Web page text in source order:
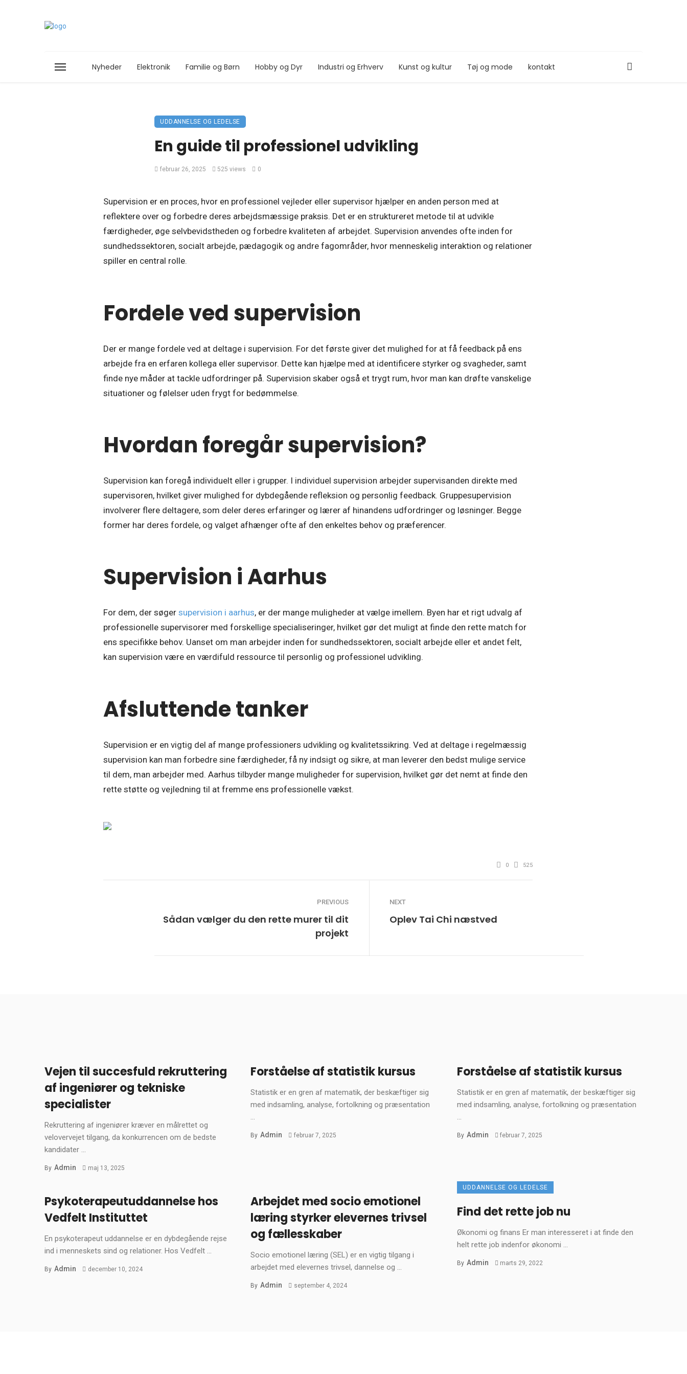
Nyheder Elektronik Familie og Børn Hobby og Dyr Industri og Erhverv Kunst og kultur Tøj og mode kontakt
UDDANNELSE OG LEDELSE
En guide til professionel udvikling
februar 26, 2025 525 views 0
Supervision er en proces, hvor en professionel vejleder eller supervisor hjælper en anden person med at
reflektere over og forbedre deres arbejdsmæssige praksis. Det er en struktureret metode til at udvikle
færdigheder, øge selvbevidstheden og forbedre kvaliteten af arbejdet. Supervision anvendes ofte inden for
sundhedssektoren, socialt arbejde, pædagogik og andre fagområder, hvor menneskelig interaktion og relationer
spiller en central rolle.
Fordele ved supervision
Der er mange fordele ved at deltage i supervision. For det første giver det mulighed for at få feedback på ens
arbejde fra en erfaren kollega eller supervisor. Dette kan hjælpe med at identificere styrker og svagheder, samt
finde nye måder at tackle udfordringer på. Supervision skaber også et trygt rum, hvor man kan drøfte vanskelige
situationer og følelser uden frygt for bedømmelse.
Hvordan foregår supervision?
Supervision kan foregå individuelt eller i grupper. I individuel supervision arbejder supervisanden direkte med
supervisoren, hvilket giver mulighed for dybdegående refleksion og personlig feedback. Gruppesupervision
involverer flere deltagere, som deler deres erfaringer og lærer af hinandens udfordringer og løsninger. Begge
former har deres fordele, og valget afhænger ofte af den enkeltes behov og præferencer.
Supervision i Aarhus
For dem, der søger supervision i aarhus, er der mange muligheder at vælge imellem. Byen har et rigt udvalg af
professionelle supervisorer med forskellige specialiseringer, hvilket gør det muligt at finde den rette match for
ens specifikke behov. Uanset om man arbejder inden for sundhedssektoren, socialt arbejde eller et andet felt,
kan supervision være en værdifuld ressource til personlig og professionel udvikling.
Afsluttende tanker
Supervision er en vigtig del af mange professioners udvikling og kvalitetssikring. Ved at deltage i regelmæssig
supervision kan man forbedre sine færdigheder, få ny indsigt og sikre, at man leverer den bedst mulige service
til dem, man arbejder med. Aarhus tilbyder mange muligheder for supervision, hvilket gør det nemt at finde den
rette støtte og vejledning til at fremme ens professionelle vækst.
0 525
PREVIOUS
Sådan vælger du den rette murer til dit
projekt
NEXT
Oplev Tai Chi næstved
Vejen til succesfuld rekruttering
af ingeniører og tekniske
specialister
Rekruttering af ingeniører kræver en målrettet og
velovervejet tilgang, da konkurrencen om de bedste
kandidater ...
By Admin maj 13, 2025
Forståelse af statistik kursus
Statistik er en gren af matematik, der beskæftiger sig
med indsamling, analyse, fortolkning og præsentation
...
By Admin februar 7, 2025
Forståelse af statistik kursus
Statistik er en gren af matematik, der beskæftiger sig
med indsamling, analyse, fortolkning og præsentation
...
By Admin februar 7, 2025
Psykoterapeutuddannelse hos
Vedfelt Instituttet
En psykoterapeut uddannelse er en dybdegående rejse
ind i menneskets sind og relationer. Hos Vedfelt ...
By Admin december 10, 2024
Arbejdet med socio emotionel
læring styrker elevernes trivsel
og fællesskaber
Socio emotionel læring (SEL) er en vigtig tilgang i
arbejdet med elevernes trivsel, dannelse og ...
By Admin september 4, 2024
UDDANNELSE OG LEDELSE
Find det rette job nu
Økonomi og finans Er man interesseret i at finde den
helt rette job indenfor økonomi ...
By Admin marts 29, 2022